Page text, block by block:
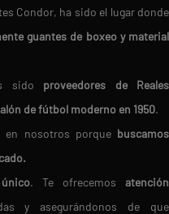
Condor, ha sido el lugar donde
guantes de boxeo y material
sido proveedores de Reales
de fútbol moderno en 1950.
en nosotros porque buscamos
. Te ofrecemos atención
y asegurándonos de que